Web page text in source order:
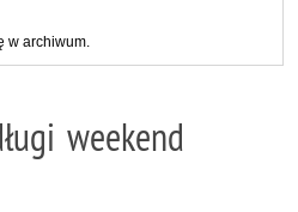
w archiwum.
weekend